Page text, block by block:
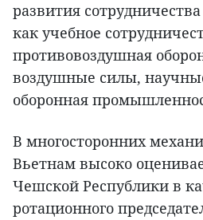
развития
как учебное
противовоздушная
воздушные силы,
оборонная
В многосторонних
Вьетнам высоко
Чешской Республики в
ротационного